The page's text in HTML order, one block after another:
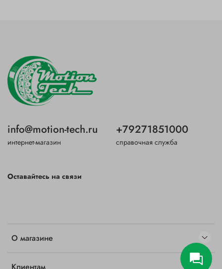
О магазине
Клиентам
info@motion-tech.ru
интернет-магазин
+79271851000
справочная служба
Оставайтесь на связи